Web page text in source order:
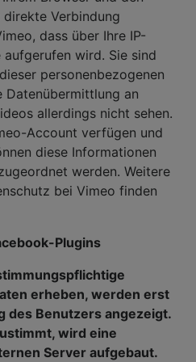
Verbindung
dass über Ihre IP-
aufgerufen wird. Sie sind
personenbezogenen
an
allerdings nicht sehen.
Account verfügen und
diese Informationen
werden. Weitere
bei Vimeo finden
Plugins
erheben, werden erst
des Benutzers angezeigt.
wird eine
Server aufgebaut.